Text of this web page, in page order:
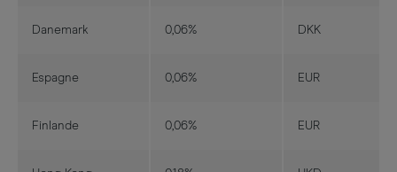
Danemark 0,06% DKK
Espagne 0,06% EUR
Finlande 0,06% EUR